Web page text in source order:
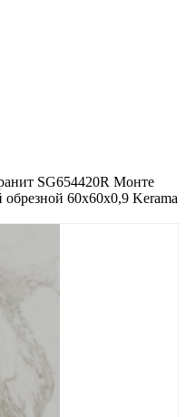
SG654420R Монте
60x60x0,9 Kerama